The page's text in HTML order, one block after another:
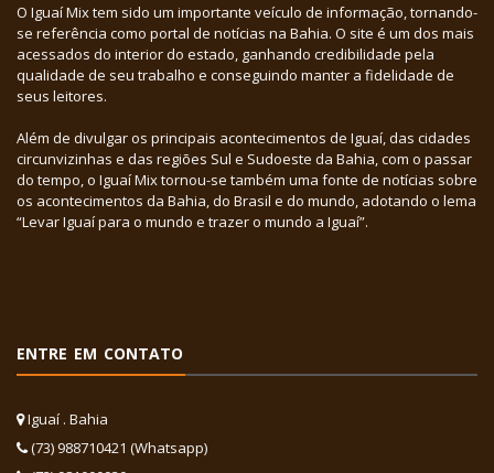
O Iguaí Mix tem sido um importante veículo de informação, tornando-
se referência como portal de notícias na Bahia. O site é um dos mais
acessados do interior do estado, ganhando credibilidade pela
qualidade de seu trabalho e conseguindo manter a fidelidade de
seus leitores.
Além de divulgar os principais acontecimentos de Iguaí, das cidades
circunvizinhas e das regiões Sul e Sudoeste da Bahia, com o passar
do tempo, o Iguaí Mix tornou-se também uma fonte de notícias sobre
os acontecimentos da Bahia, do Brasil e do mundo, adotando o lema
“Levar Iguaí para o mundo e trazer o mundo a Iguaí”.
ENTRE EM CONTATO
Iguaí . Bahia
(73) 988710421 (Whatsapp)